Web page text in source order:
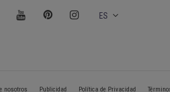
ES
nosotros Publicidad Política de Privacidad